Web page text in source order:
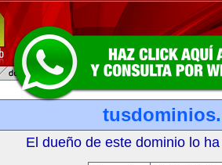
El dueño de este dominio lo